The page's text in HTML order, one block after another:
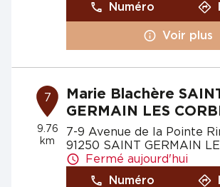
Numéro
Voir plus
7
9.76
km
Marie Blachère
GERMAIN LES
7-9 Avenue de la Pointe
91250 SAINT GERMAIN
Fermé aujourd'hui
Numéro